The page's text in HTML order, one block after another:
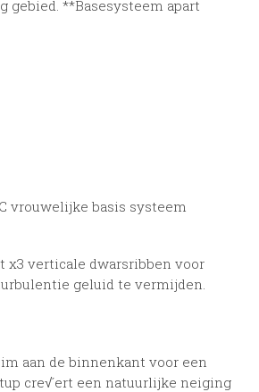
**Basesysteem apart
vrouwelijke basis systeem
verticale dwarsribben voor
geluid te vermijden.
aan de binnenkant voor een
cre√´ert een natuurlijke neiging